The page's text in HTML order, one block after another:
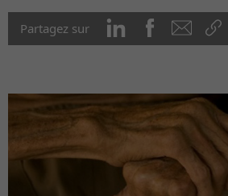
Partagez sur